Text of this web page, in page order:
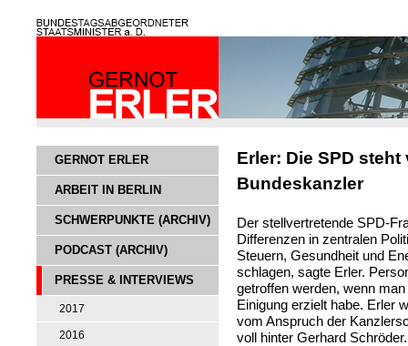
GERNOT ERLER
ARBEIT IN BERLIN
SCHWERPUNKTE (ARCHIV)
PODCAST (ARCHIV)
PRESSE & INTERVIEWS
2017
2016
Erler: Die SPD
Bundeskanzler
Der stellvertretende SPD-
Differenzen in zentralen
Steuern, Gesundheit und
schlagen, sagte Erler.
getroffen werden, wenn
Einigung erzielt habe. Erler
vom Anspruch der
voll hinter Gerhard Schröder.